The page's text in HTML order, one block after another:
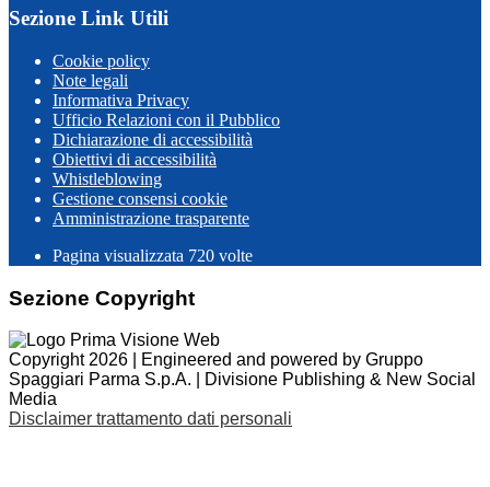
Sezione Link Utili
Cookie policy
Note legali
Informativa Privacy
Ufficio Relazioni con il Pubblico
Dichiarazione di accessibilità
Obiettivi di accessibilità
Whistleblowing
Gestione consensi cookie
Amministrazione trasparente
Pagina visualizzata 720 volte
Sezione Copyright
Copyright 2026 | Engineered and powered by Gruppo
Spaggiari Parma S.p.A. | Divisione Publishing & New Social
Media
Disclaimer trattamento dati personali